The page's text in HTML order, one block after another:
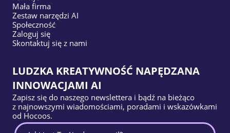
Mała firma
Zestaw narzędzi AI
Społeczność
Zaloguj się
Skontaktuj się z nami
LUDZKA KREATYWNOŚĆ NAPĘDZANA
INNOWACJAMI AI
Zapisz się do naszego newslettera i bądź na bieżąco
z najnowszymi wiadomościami, poradami i wskazówkami
od Hocoos.